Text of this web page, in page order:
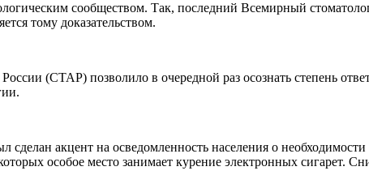
сообществом. Так, последний Всемирный
тому доказательством.
(СТАР) позволило в очередной раз осознать степень
акцент на осведомленность населения о
особое место занимает курение электронных сигарет.